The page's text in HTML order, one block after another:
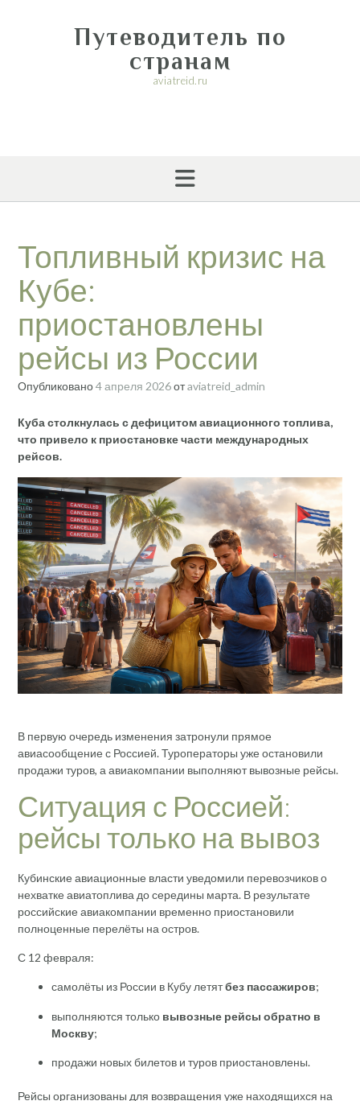
Путеводитель по
странам
aviatreid.ru
Топливный кризис на
Кубе:
приостановлены
рейсы из России
Опубликовано4 апреля 2026отaviatreid_admin
Куба столкнулась с дефицитом авиационного топлива,
что привело к приостановке части международных
рейсов.
В первую очередь изменения затронули прямое
авиасообщение с Россией. Туроператоры уже остановили
продажи туров, а авиакомпании выполняют вывозные рейсы.
Ситуация с Россией:
рейсы только на вывоз
Кубинские авиационные власти уведомили перевозчиков о
нехватке авиатоплива до середины марта. В результате
российские авиакомпании временно приостановили
полноценные перелёты на остров.
С 12 февраля:
самолёты из России в Кубу летятбез пассажиров;
выполняются только вывозные рейсы обратно в
Москву;
продажи новых билетов и туров приостановлены.
Рейсы организованы для возвращения уже находящихся на